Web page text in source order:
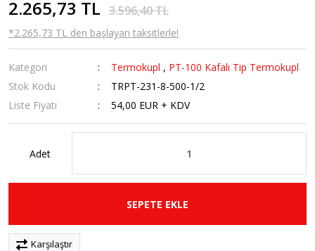
2.265,73 TL 3.596,40 TL
*2.265,73 TL den başlayan taksitlerle!
Kategori Termokupl , PT-100 Kafalı Tip Termokupl
Stok Kodu
TRPT-231-8-500-1/2
Liste Fiyatı
54,00 EUR + KDV
Adet
SEPETE EKLE
Karşılaştır